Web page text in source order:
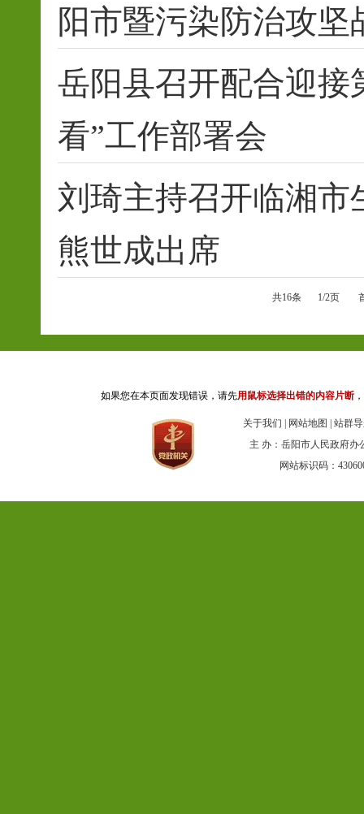
阳市暨污染防治攻坚
岳阳县召开配合迎接
看”工作部署会
刘琦主持召开临湘
熊世成出席
共16条 1/2页